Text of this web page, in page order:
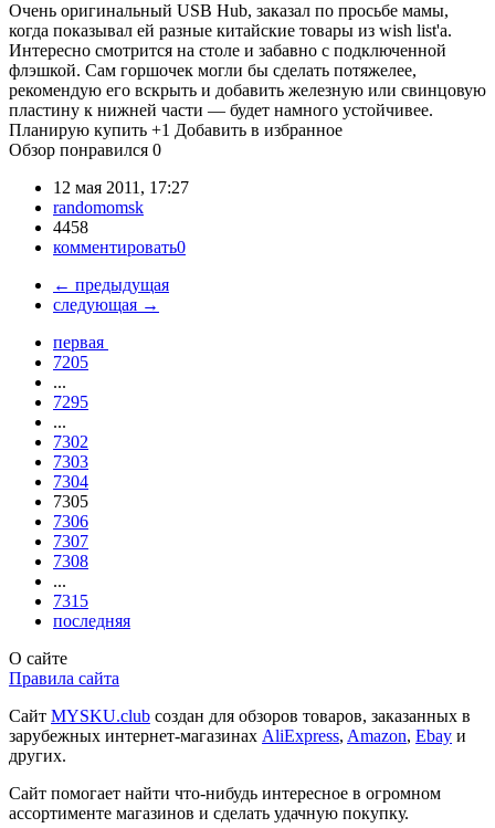
Очень оригинальный USB Hub, заказал по просьбе мамы,
когда показывал ей разные китайские товары из wish list'a.
Интересно смотрится на столе и забавно с подключенной
флэшкой. Сам горшочек могли бы сделать потяжелее,
рекомендую его вскрыть и добавить железную или свинцовую
пластину к нижней части — будет намного устойчивее.
Планирую купить +1 Добавить в избранное
Обзор понравился 0
12 мая 2011, 17:27
randomomsk
4458
комментировать0
← предыдущая
следующая →
первая
7205
...
7295
...
7302
7303
7304
7305
7306
7307
7308
...
7315
последняя
О сайте
Правила сайта
Сайт MYSKU.club cоздан для обзоров товаров, заказанных в
зарубежных интернет-магазинах AliExpress, Amazon, Ebay и
других.
Сайт помогает найти что-нибудь интересное в огромном
ассортименте магазинов и сделать удачную покупку.